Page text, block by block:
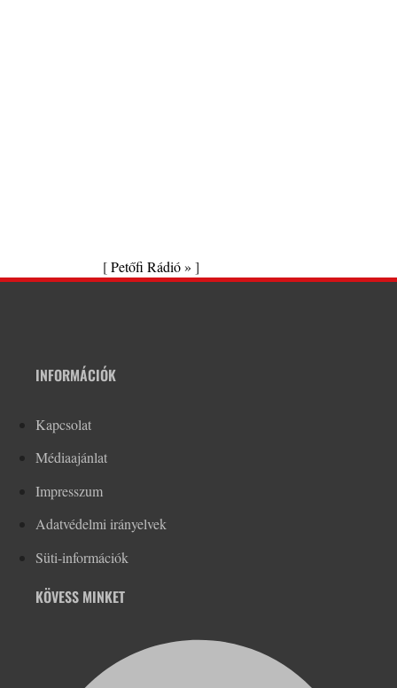
[Petőfi Rádió » ]
INFORMÁCIÓK
Kapcsolat
Médiaajánlat
Impresszum
Adatvédelmi irányelvek
Süti-információk
KÖVESS MINKET